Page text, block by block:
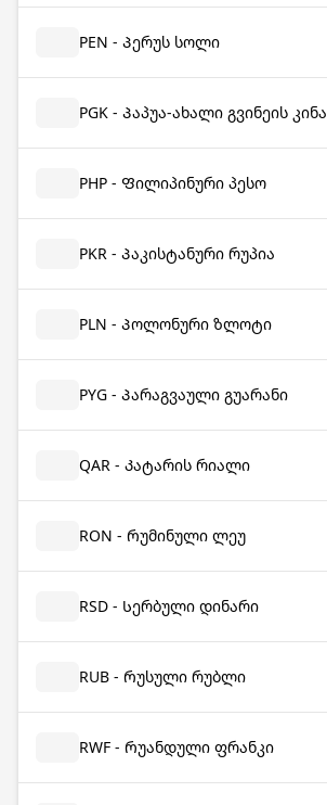
PEN - Პერუს სოლი
PGK - Პაპუა-ახალი გვინეის კინა
PHP - Ფილიპინური პესო
PKR - Პაკისტანური რუპია
PLN - Პოლონური ზლოტი
PYG - Პარაგვაული გუარანი
QAR - Კატარის რიალი
RON - Რუმინული ლეუ
RSD - Სერბული დინარი
RUB - Რუსული რუბლი
RWF - Რუანდული ფრანკი